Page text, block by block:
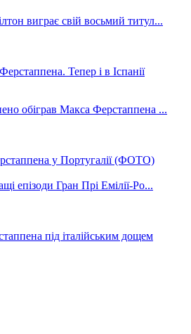
Тепер і в Іспанії
у Португалії (ФОТО)
під італійським дощем